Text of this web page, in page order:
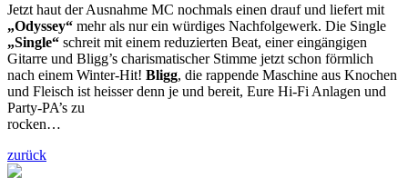
Jetzt haut der Ausnahme MC nochmals einen drauf und liefert mit
„Odyssey“ mehr als nur ein würdiges Nachfolgewerk. Die Single
„Single“ schreit mit einem reduzierten Beat, einer eingängigen
Gitarre und Bligg’s charismatischer Stimme jetzt schon förmlich
nach einem Winter-Hit! Bligg, die rappende Maschine aus Knochen
und Fleisch ist heisser denn je und bereit, Eure Hi-Fi Anlagen und
Party-PA’s zu
rocken…
zurück